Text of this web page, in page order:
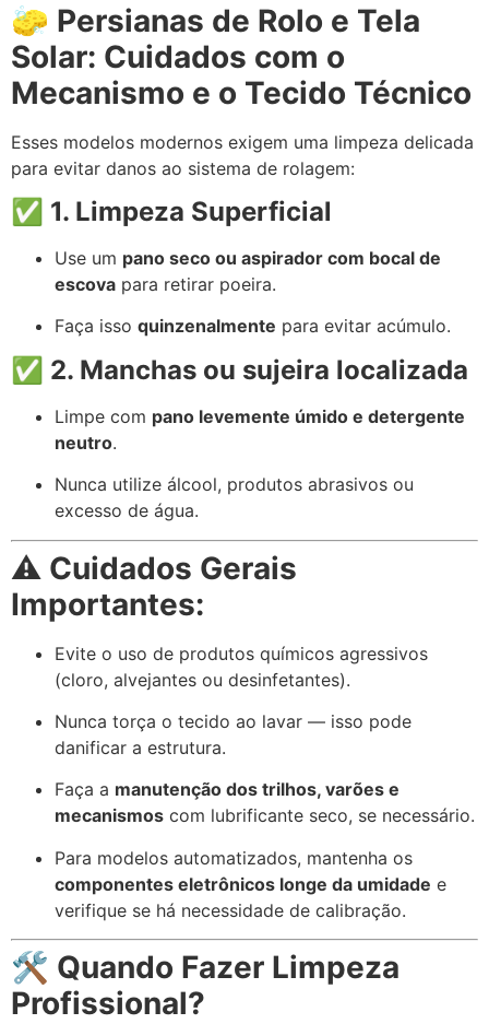
🧽 Persianas de Rolo e Tela
Solar: Cuidados com o
Mecanismo e o Tecido Técnico
Esses modelos modernos exigem uma limpeza delicada
para evitar danos ao sistema de rolagem:
✅ 1. Limpeza Superficial
Use um pano seco ou aspirador com bocal de
escova para retirar poeira.
Faça isso quinzenalmente para evitar acúmulo.
✅ 2. Manchas ou sujeira localizada
Limpe com pano levemente úmido e detergente
neutro.
Nunca utilize álcool, produtos abrasivos ou
excesso de água.
⚠️ Cuidados Gerais
Importantes:
Evite o uso de produtos químicos agressivos
(cloro, alvejantes ou desinfetantes).
Nunca torça o tecido ao lavar — isso pode
danificar a estrutura.
Faça a manutenção dos trilhos, varões e
mecanismos com lubrificante seco, se necessário.
Para modelos automatizados, mantenha os
componentes eletrônicos longe da umidade e
verifique se há necessidade de calibração.
🛠️ Quando Fazer Limpeza
Profissional?